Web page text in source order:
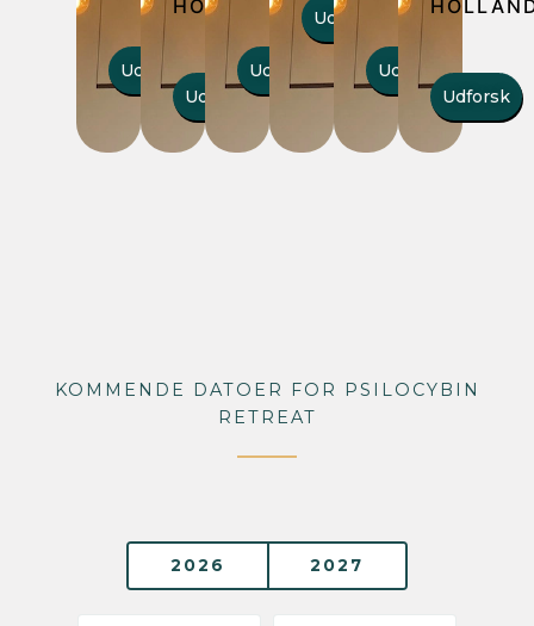
Udsolgt
HOLLAND
Udforsk
Udforsk
Udforsk
Udforsk
Udforsk
KOMMENDE DATOER FOR PSILOCYBIN
RETREAT
2026 2027